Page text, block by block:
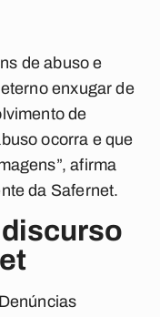
de abuso e
enxugar de
de
ocorra e que
afirma
da Safernet.